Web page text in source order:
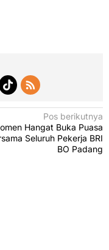
Pos berikutnya
Hangat Buka Puasa
Seluruh Pekerja BRI
BO Padang